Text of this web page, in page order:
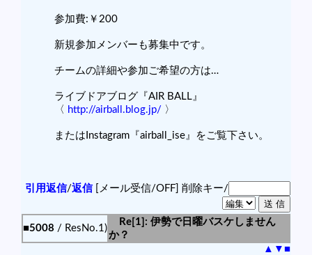
参加費:￥200
新規参加メンバーも募集中です。
チームの詳細や参加ご希望の方は…
ライブドアブログ『AIR BALL』
〈 http://airball.blog.jp/ 〉
またはInstagram『airball_ise』をご覧下さい。
引用返信/返信[メール受信/OFF] 削除キー/
■5008 / ResNo.1)
Re[1]: 伊勢で日曜バスケしません
か？
▲ ▼ ■